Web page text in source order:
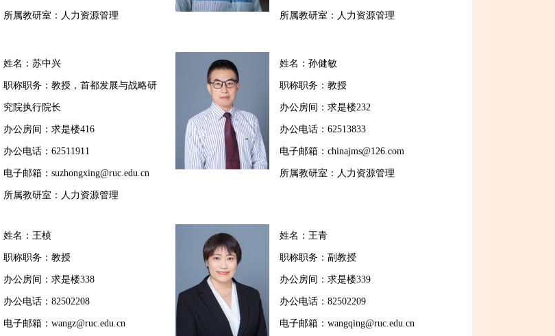
所属教研室：人力资源管理 所属教研室：人力资源管理
姓名：苏中兴
职称职务：教授，首都发展与战略研
究院执行院长
办公房间：求是楼416
办公电话：62511911
电子邮箱：suzhongxing@ruc.edu.cn
所属教研室：人力资源管理
姓名：孙健敏
职称职务：教授
办公房间：求是楼232
办公电话：62513833
电子邮箱：chinajms@126.com
所属教研室：人力资源管理
姓名：王桢
职称职务：教授
办公房间：求是楼338
办公电话：82502208
电子邮箱：wangz@ruc.edu.cn
姓名：王青
职称职务：副教授
办公房间：求是楼339
办公电话：82502209
电子邮箱：wangqing@ruc.edu.cn